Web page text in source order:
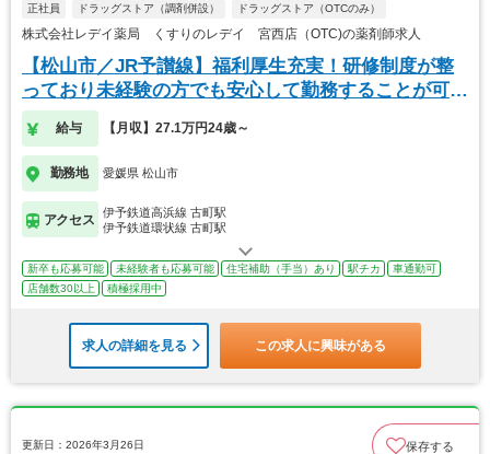
正社員 ドラッグストア（調剤併設） ドラッグストア（OTCのみ）
株式会社レデイ薬局 くすりのレデイ 宮西店（OTC)の薬剤師求人
【松山市／JR予讃線】福利厚生充実！研修制度が整
っており未経験の方でも安心して勤務することが可能
です
給与 【月収】27.1万円24歳～
勤務地 愛媛県 松山市
アクセス
伊予鉄道高浜線 古町駅
伊予鉄道環状線 古町駅
新卒も応募可能 未経験者も応募可能 住宅補助（手当）あり 駅チカ
車通勤可
店舗数30以上
積極採用中
求人の詳細を見る この求人に興味がある
更新日：2026年3月26日 保存する